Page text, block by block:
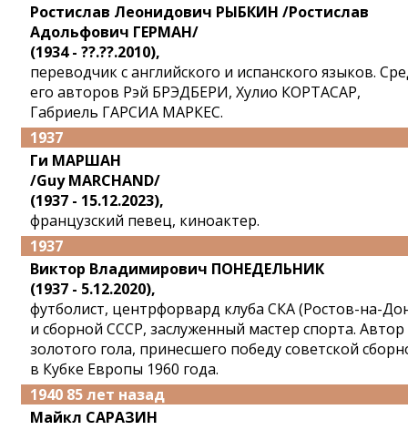
Ростислав Леонидович РЫБКИН /Ростислав
Адольфович ГЕРМАН/
(1934 - ??.??.2010),
переводчик с английского и испанского языков.
его авторов Рэй БРЭДБЕРИ, Хулио КОРТАСАР,
Габриель ГАРСИА МАРКЕС.
1937
Ги МАРШАН
/Guy MARCHAND/
(1937 - 15.12.2023),
французский певец, киноактер.
1937
Виктор Владимирович ПОНЕДЕЛЬНИК
(1937 - 5.12.2020),
футболист, центрфорвард клуба СКА (Ростов-на-
и сборной СССР, заслуженный мастер спорта. Автор
золотого гола, принесшего победу советской
в Кубке Европы 1960 года.
1940 85 лет назад
Майкл САРАЗИН